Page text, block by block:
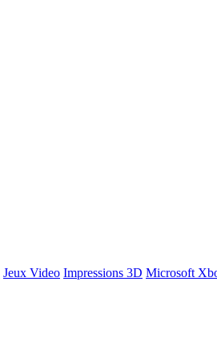
Jeux Video Impressions 3D Microsoft